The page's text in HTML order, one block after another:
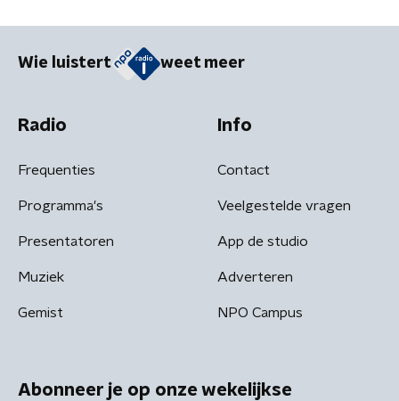
Wie luistert weet meer
Radio
Frequenties
Programma's
Presentatoren
Muziek
Gemist
Info
Contact
Veelgestelde vragen
App de studio
Adverteren
NPO Campus
Abonneer je op onze wekelijkse